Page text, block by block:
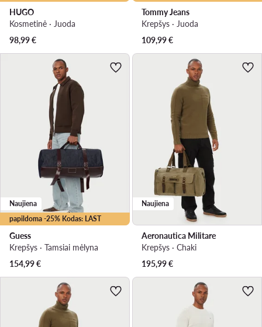
HUGO
Kosmetinė · Juoda
98,99€
Tommy Jeans
Krepšys · Juoda
109,99€
papildoma -25% Kodas: LAST
Naujiena
Guess
Krepšys · Tamsiai mėlyna
154,99€
Naujiena
Aeronautica Militare
Krepšys · Chaki
195,99€